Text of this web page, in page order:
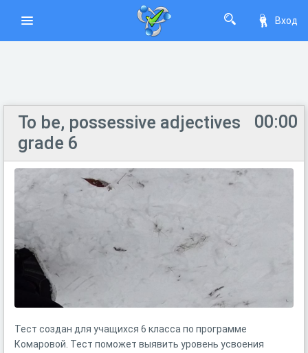
Вход
00:00
To be, possessive adjectives
grade 6
Тест создан для учащихся 6 класса по программе
Комаровой. Тест поможет выявить уровень усвоения